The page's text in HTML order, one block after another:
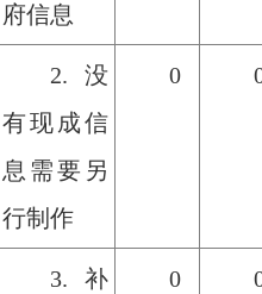
府信息
2.没
有现成信
息需要另
行制作
0
3.补 0